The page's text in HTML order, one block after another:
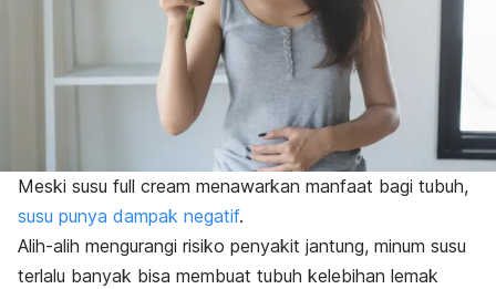
Meski susu full cream menawarkan manfaat bagi tubuh,
susu punya dampak negatif.
Alih-alih mengurangi risiko penyakit jantung, minum susu
terlalu banyak bisa membuat tubuh kelebihan lemak